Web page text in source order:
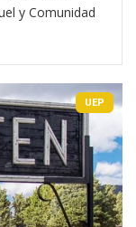
y Comunidad
UEP